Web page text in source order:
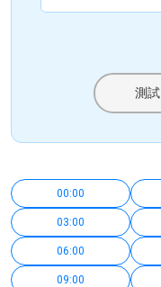
測試
00:00
03:00
06:00
09:00